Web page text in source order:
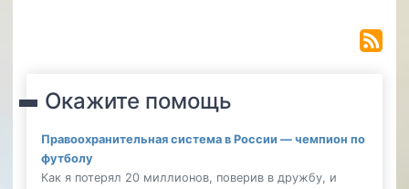
Окажите помощь
Правоохранительная система в России — чемпион по
футболу
Как я потерял 20 миллионов, поверив в дружбу, и